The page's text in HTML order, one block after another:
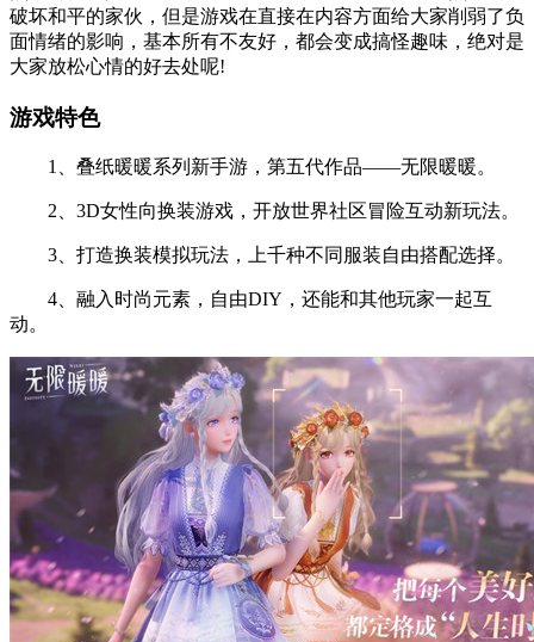
破坏和平的家伙，但是游戏在直接在内容方面给大家削弱了负
面情绪的影响，基本所有不友好，都会变成搞怪趣味，绝对是
大家放松心情的好去处呢!
游戏特色
1、叠纸暖暖系列新手游，第五代作品——无限暖暖。
2、3D女性向换装游戏，开放世界社区冒险互动新玩法。
3、打造换装模拟玩法，上千种不同服装自由搭配选择。
4、融入时尚元素，自由DIY，还能和其他玩家一起互
动。